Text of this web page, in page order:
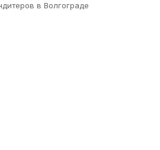
в Волгограде